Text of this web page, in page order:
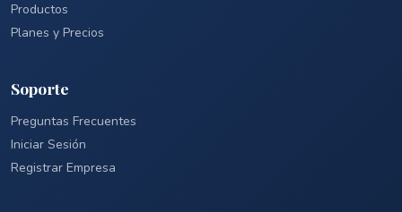
Productos
Planes y Precios
Soporte
Preguntas Frecuentes
Iniciar Sesión
Registrar Empresa